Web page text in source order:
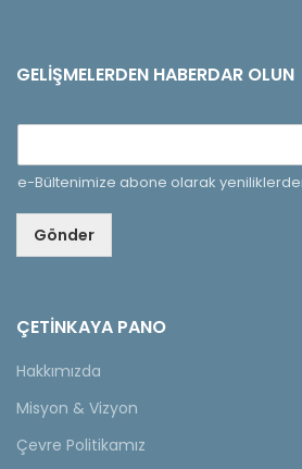
GELIŞMELERDEN HABERDAR OLUN
e-Bültenimize abone olarak
Gönder
ÇETINKAYA PANO
Hakkımızda
Misyon & Vizyon
Çevre Politikamız